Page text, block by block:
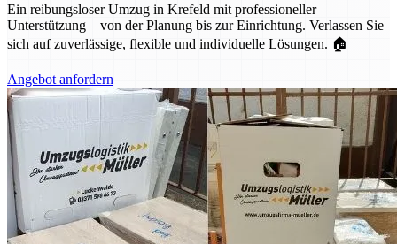
Ein reibungsloser Umzug in Krefeld mit professioneller
Unterstützung – von der Planung bis zur Einrichtung. Verlassen Sie
sich auf zuverlässige, flexible und individuelle Lösungen. 🏠
Angebot anfordern